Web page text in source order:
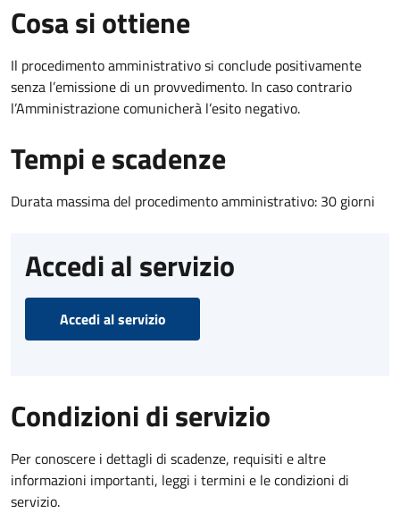
Cosa si ottiene
Il procedimento amministrativo si conclude positivamente
senza l’emissione di un provvedimento. In caso contrario
l’Amministrazione comunicherà l’esito negativo.
Tempi e scadenze
Durata massima del procedimento amministrativo: 30 giorni
Accedi al servizio
Accedi al servizio
Condizioni di servizio
Per conoscere i dettagli di scadenze, requisiti e altre
informazioni importanti, leggi i termini e le condizioni di
servizio.